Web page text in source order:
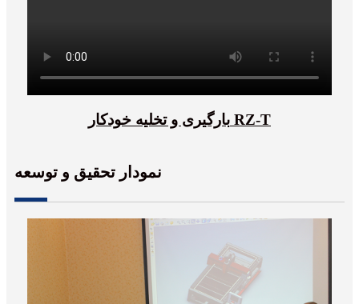
بارگیری و تخلیه خودکار RZ-T
نمودار تحقیق و توسعه